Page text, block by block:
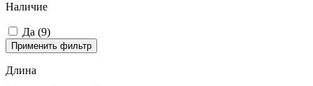
Наличие
Да (9)
Применить фильтр
Длина